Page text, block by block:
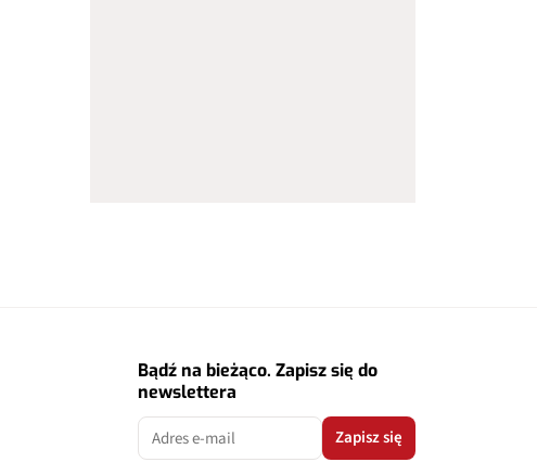
Bądź na bieżąco. Zapisz się do
newslettera
Zapisz się